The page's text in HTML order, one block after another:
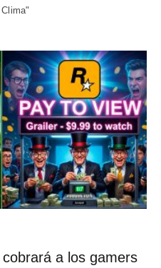
a los gamers